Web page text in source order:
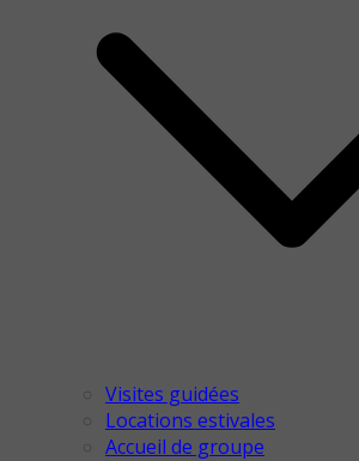
Visites guidées
Locations estivales
Accueil de groupe